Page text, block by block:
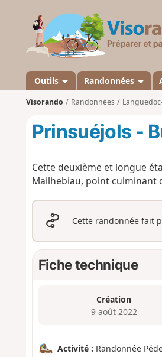
Outils Randonnées
Visorando Randonnées
Prinsuéjols -
Cette deuxième et longue
Mailhebiau, point culminant
Cette randonnée fait
Fiche technique
Création
9 août 2022
Activité : Randonnée